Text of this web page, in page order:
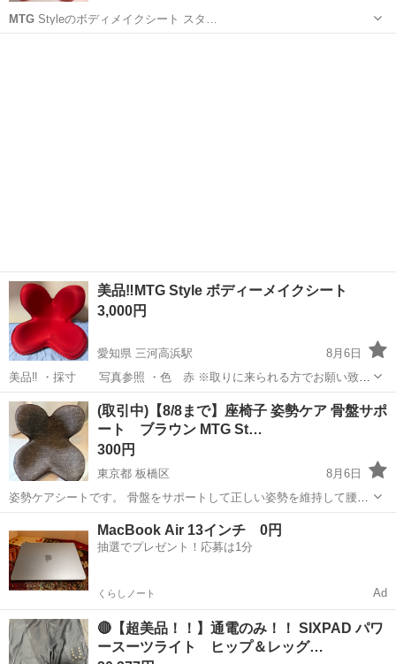
MTGStyleのボディメイクシート スタ…
美品‼️MTG Style ボディーメイクシート
3,000円
愛知県 三河高浜駅
8月6日
美品‼️ ・採寸 写真参照 ・色 赤 ※取りに来られる方でお願い致し
ます。 ※キャンセル、返品不可。 ※24時間以内にご返信致しますので
お急ぎの方NG。 ※24時間以内にご返信無い場合お取引き不可。
愛知 高浜市 三河高浜駅 ボディケア
(取引中)【8/8まで】座椅子 姿勢ケア 骨盤サポ
ート ブラウン MTG St…
300円
東京都 板橋区
8月6日
姿勢ケアシートです。 骨盤をサポートして正しい姿勢を維持して腰の
負担を軽減する座椅子です。 スタイルスタンダード(ブラウン) 【サイ
ズ】約 幅44×奥行39×高さ33cm 【重さ】約1.2kg 【仕様】床の上で
も、椅...
板橋区 椅子
MacBook Air 13インチ 0円
抽選でプレゼント！応募は1分
くらしノート Ad
🔴【超美品！！】通電のみ！！ SIXPAD パワ
ースーツライト ヒップ＆レッグ…